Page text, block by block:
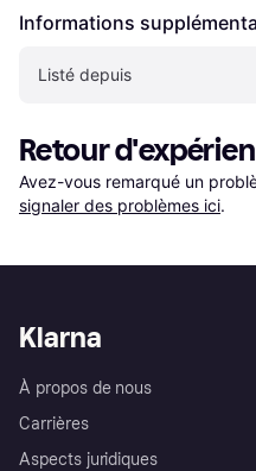
Informations
Listé depuis
Retour
Avez-vous remarqué un
signaler des problèmes ici.
Klarna
À propos de nous
Carrières
Aspects juridiques